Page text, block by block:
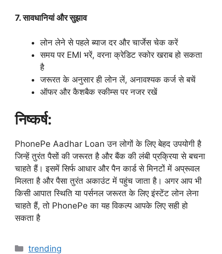
7. सावधानियां और सुझाव
लोन लेने से पहले ब्याज दर और चार्जेस चेक करें
समय पर EMI भरें, वरना क्रेडिट स्कोर खराब हो सकता
है
जरूरत के अनुसार ही लोन लें, अनावश्यक कर्ज से बचें
ऑफर और कैशबैक स्कीम्स पर नजर रखें
निष्कर्ष:
PhonePe Aadhar Loan उन लोगों के लिए बेहद उपयोगी है
जिन्हें तुरंत पैसों की जरूरत है और बैंक की लंबी प्रक्रिया से बचना
चाहते हैं। इसमें सिर्फ आधार और पैन कार्ड से मिनटों में अप्रूवल
मिलता है और पैसा तुरंत अकाउंट में पहुंच जाता है। अगर आप भी
किसी आपात स्थिति या पर्सनल जरूरत के लिए इंस्टेंट लोन लेना
चाहते हैं, तो PhonePe का यह विकल्प आपके लिए सही हो
सकता है
Categories
trending